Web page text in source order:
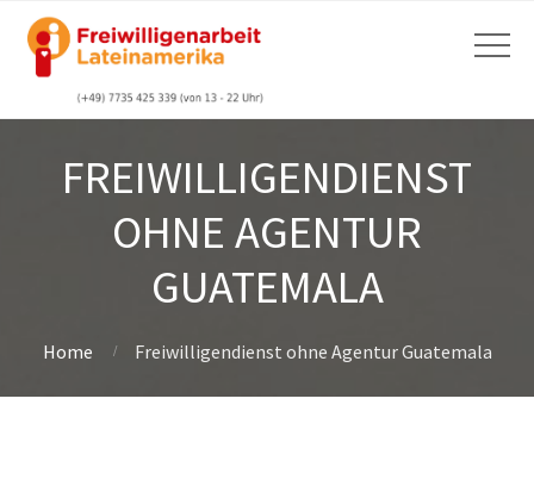
FREIWILLIGENDIENST
OHNE AGENTUR
GUATEMALA
Home Freiwilligendienst ohne Agentur Guatemala